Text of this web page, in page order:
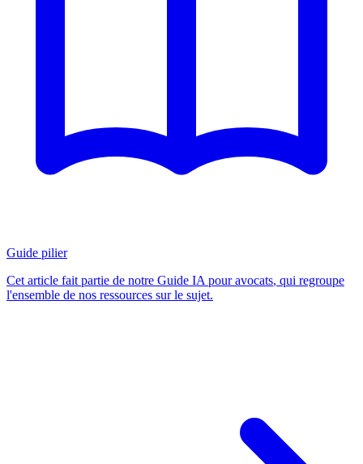
Guide pilier
Cet article fait partie de notre Guide IA pour avocats, qui regroupe
l'ensemble de nos ressources sur le sujet.